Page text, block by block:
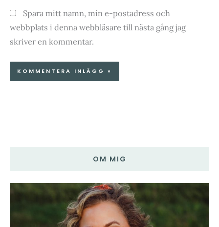
Spara mitt namn, min e-postadress och
webbplats i denna webbläsare till nästa gång jag
skriver en kommentar.
OM MIG